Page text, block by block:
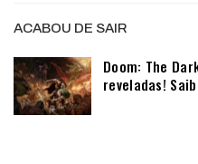
ACABOU DE SAIR
Doom: The
reveladas!